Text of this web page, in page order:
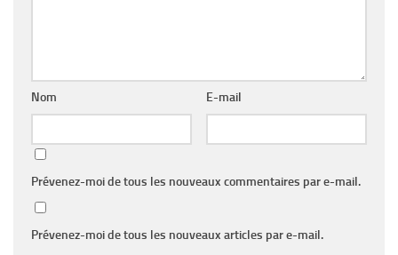
Nom E-mail
Prévenez-moi de tous les nouveaux commentaires par e-mail.
Prévenez-moi de tous les nouveaux articles par e-mail.